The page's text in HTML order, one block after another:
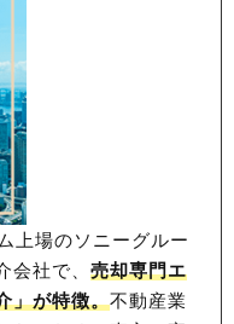
上場のソニーグルー
会社で、売却専門エ
」が特徴。不動産業